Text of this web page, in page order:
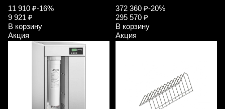
11 910 ₽-16%
9 921 ₽
В корзину
Акция
372 360 ₽-20%
295 570 ₽
В корзину
Акция